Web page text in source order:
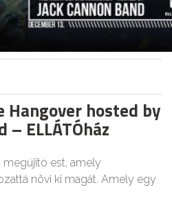
Hangover hosted by
– ELLÁTÓház
est, amely
növi ki magát. Amely egy